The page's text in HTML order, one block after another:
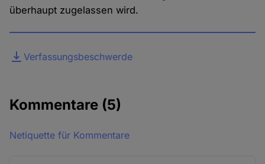
überhaupt zugelassen wird.
DateiVerfassungsbeschwerde
Kommentare (5)
Netiquette für Kommentare